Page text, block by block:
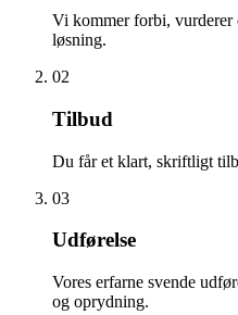
Vi kommer forbi, vurderer
løsning.
02
Tilbud
Du får et klart, skriftligt
03
Udførelse
Vores erfarne svende
og oprydning.